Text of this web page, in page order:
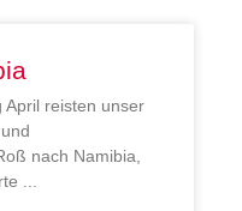
April reisten unser
nach Namibia,